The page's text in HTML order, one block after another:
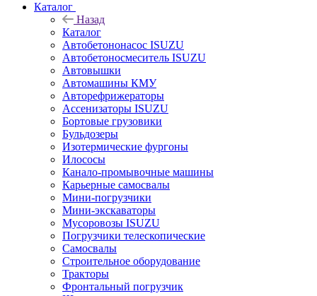
Каталог
Назад
Каталог
Автобетононасос ISUZU
Автобетоносмеситель ISUZU
Автовышки
Автомашины КМУ
Авторефрижераторы
Ассенизаторы ISUZU
Бортовые грузовики
Бульдозеры
Изотермические фургоны
Илососы
Канало-промывочные машины
Карьерные самосвалы
Мини-погрузчики
Мини-экскаваторы
Мусоровозы ISUZU
Погрузчики телескопические
Самосвалы
Строительное оборудование
Тракторы
Фронтальный погрузчик